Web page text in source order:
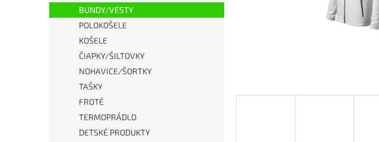
BUNDY/VESTY
POLOKOŠELE
KOŠELE
ČIAPKY/ŠILTOVKY
NOHAVICE/ŠORTKY
TAŠKY
FROTÉ
TERMOPRÁDLO
DETSKÉ PRODUKTY